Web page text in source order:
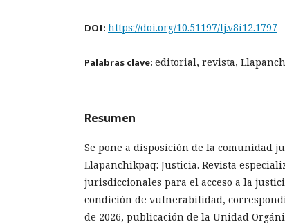
DOI: https://doi.org/10.51197/lj.v8i12.1797
Palabras clave: editorial, revista,
Resumen
Se pone a disposición de la comunidad
Llapanchikpaq: Justicia. Revista
jurisdiccionales para el acceso a la
condición de vulnerabilidad,
de 2026, publicación de la Unidad